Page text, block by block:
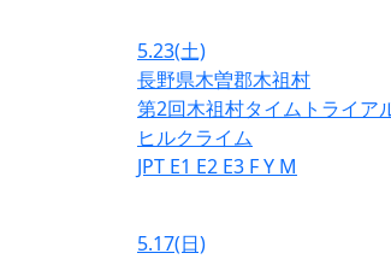
5.23(土)
長野県木曽郡木祖村
第2回木祖村タイムトライア
ヒルクライム
JPT E1 E2 E3 FY M
5.17(日)